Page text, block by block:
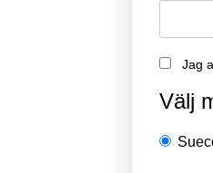
Jag
Välj